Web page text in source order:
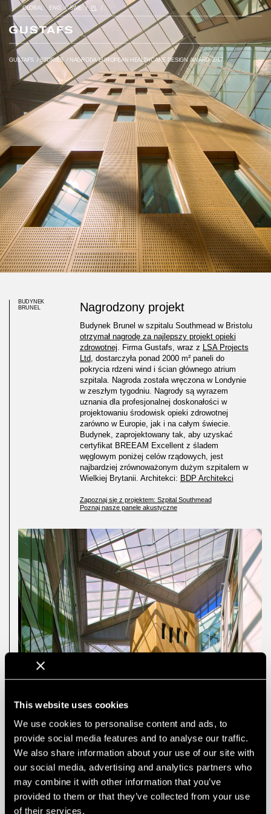
This website uses cookies
We use cookies to personalise content and ads, to
provide social media features and to analyse our traffic.
We also share information about your use of our site with
our social media, advertising and analytics partners who
may combine it with other information that you’ve
provided to them or that they’ve collected from your use
of their services.
GLOBAL ENG SWE PL
GUSTAFS /STORIES / NAGRODA EUROPEAN HEALTHCARE DESIGN AWARD 2017
European Healthcare Design
Award 2017
BUDYNEK
BRUNEL
Nagrodzony projekt
Budynek Brunel w szpitalu Southmead w Bristolu
otrzymał nagrodę za najlepszy projekt opieki
zdrowotnej. Firma Gustafs, wraz z LSA Projects
Ltd, dostarczyła ponad 2000 m² paneli do
pokrycia rdzeni wind i ścian głównego atrium
szpitala. Nagroda została wręczona w Londynie
w zeszłym tygodniu. Nagrody są wyrazem
uznania dla profesjonalnej doskonałości w
projektowaniu środowisk opieki zdrowotnej
zarówno w Europie, jak i na całym świecie.
Budynek, zaprojektowany tak, aby uzyskać
certyfikat BREEAM Excellent z śladem
węglowym poniżej celów rządowych, jest
najbardziej zrównoważonym dużym szpitalem w
Wielkiej Brytanii. Architekci: BDP Architekci
Zapoznaj się z projektem: Szpital Southmead
Poznaj nasze panele akustyczne